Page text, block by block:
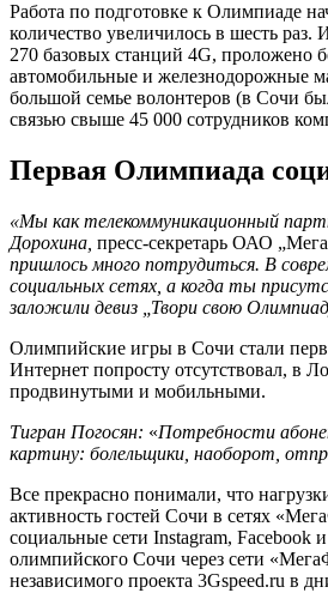
Работа по подготовке к Олимпиаде
количество увеличилось в шесть
270 базовых станций 4G,
автомобильные и железнодорожные
большой семье волонтеров (в Сочи
связью свыше 45 000 сотрудников
Первая Олимпиада
«Мы как телекоммуникационный
Дорохина, пресс-секретарь ОАО
пришлось много потрудиться. В
социальных сетях, а когда ты
заложили девиз „Твори свою
Олимпийские игры в Сочи стали
Интернет попросту отсутствовал, в
продвинутыми и мобильными.
Тигран Погосян: «Потребности
картину: болельщики, наоборот,
Все прекрасно понимали, что
активность гостей Сочи в сетях
социальные сети Instagram,
олимпийского Сочи через сети
независимого проекта 3Gspeed.ru в